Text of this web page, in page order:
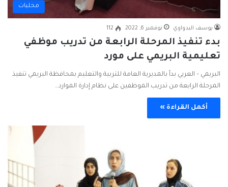
محليات
يوسف البدواوي نوفمبر 6, 2022 112
بدء تنفيذ المرحلة الرابعة من تدريب موظفي
تعليمية البريمي على مورد
البريمي – العربي بدأ بالمديرية العامة للتربية والتعليم بمحافظة البريمي تنفيذ
المرحلة الرابعة من تدريب الموظفين على نظام إدارة الموارد…
أكمل القراءة »